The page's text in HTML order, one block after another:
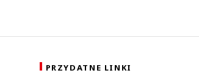
PRZYDATNE LINKI